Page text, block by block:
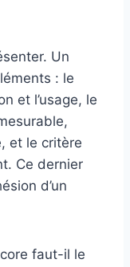
Un
: le
et l’usage, le
et le critère
Ce dernier
d’un
faut-il le